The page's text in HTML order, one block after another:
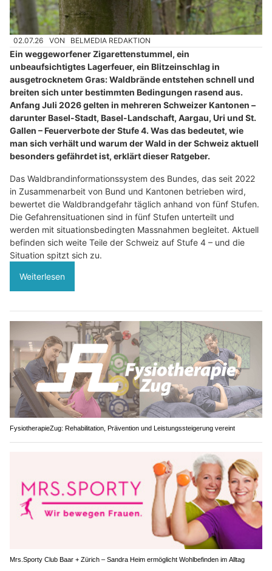
02.07.26 VON BELMEDIA REDAKTION
Ein weggeworfener Zigarettenstummel, ein
unbeaufsichtigtes Lagerfeuer, ein Blitzeinschlag in
ausgetrocknetem Gras: Waldbrände entstehen schnell und
breiten sich unter bestimmten Bedingungen rasend aus.
Anfang Juli 2026 gelten in mehreren Schweizer Kantonen –
darunter Basel-Stadt, Basel-Landschaft, Aargau, Uri und St.
Gallen – Feuerverbote der Stufe 4. Was das bedeutet, wie
man sich verhält und warum der Wald in der Schweiz aktuell
besonders gefährdet ist, erklärt dieser Ratgeber.
Das Waldbrandinformationssystem des Bundes, das seit 2022
in Zusammenarbeit von Bund und Kantonen betrieben wird,
bewertet die Waldbrandgefahr täglich anhand von fünf Stufen.
Die Gefahrensituationen sind in fünf Stufen unterteilt und
werden mit situationsbedingten Massnahmen begleitet. Aktuell
befinden sich weite Teile der Schweiz auf Stufe 4 – und die
Situation spitzt sich zu.
Weiterlesen
FysiotherapieZug: Rehabilitation, Prävention und Leistungssteigerung vereint
Mrs.Sporty Club Baar + Zürich – Sandra Heim ermöglicht Wohlbefinden im Alltag